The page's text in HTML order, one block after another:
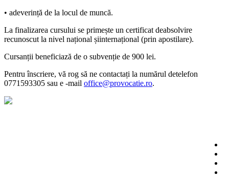
• adeverință de la locul de muncă.
La finalizarea cursului se primește un certificat deabsolvire
recunoscut la nivel național șiinternațional (prin apostilare).
Cursanții beneficiază de o subvenție de 900 lei.
Pentru înscriere, vă rog să ne contactați la numărul detelefon
0771593305 sau e -mail office@provocatie.ro.